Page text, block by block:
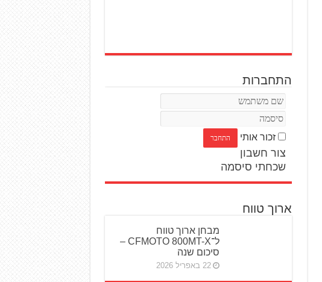
התחברות
זכור אותי
צור חשבון
שכחתי סיסמה
ארוך טווח
מבחן ארוך טווח
ל־CFMOTO 800MT-X –
סיכום שנה
22 באפריל 2026